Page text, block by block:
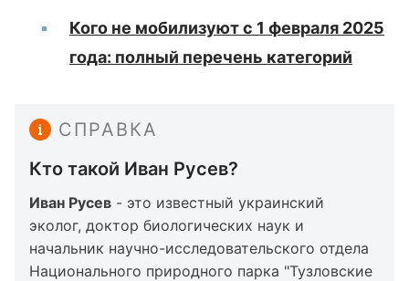
Кого не мобилизуют с 1 февраля 2025
года: полный перечень категорий
СПРАВКА
Кто такой Иван Русев?
Иван Русев - это известный украинский
эколог, доктор биологических наук и
начальник научно-исследовательского отдела
Национального природного парка "Тузловские